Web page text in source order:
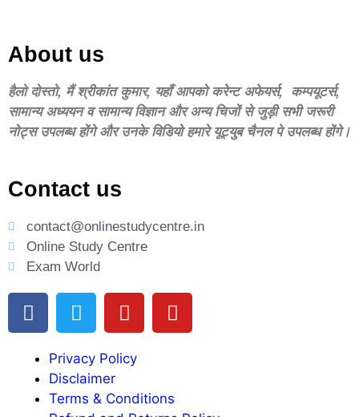
About us
हैलो दोस्‍तो, मैं श्रीकांत कुमार, यहॉं आपको करेन्‍ट अफेयर्स, कम्‍पयूटर्स,
सामान्‍य अध्‍ययन व सामान्‍य विज्ञान और अन्‍य चिजों से जुड़ी सभी जरूरी
नोट्स उपलब्‍ध होंगे और उनके विडियो हमारे यूट्युब चैनल पे उपलब्‍ध होंगे।
Contact us
contact@onlinestudycentre.in
Online Study Centre
Exam World
Privacy Policy
Disclaimer
Terms & Conditions